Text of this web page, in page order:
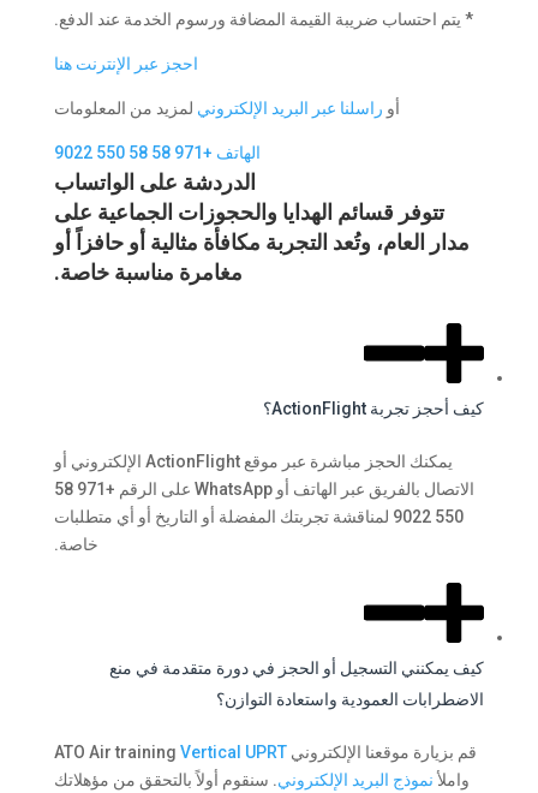
* يتم احتساب ضريبة القيمة المضافة ورسوم الخدمة عند الدفع.
احجز عبر الإنترنت هنا
أو راسلنا عبر البريد الإلكتروني لمزيد من المعلومات
الهاتف +971 58 58 550 9022
الدردشة على الواتساب
تتوفر قسائم الهدايا والحجوزات الجماعية على
مدار العام، وتُعد التجربة مكافأة مثالية أو حافزاً أو
مغامرة مناسبة خاصة.
كيف أحجز تجربة ActionFlight؟
يمكنك الحجز مباشرة عبر موقع ActionFlight الإلكتروني أو
الاتصال بالفريق عبر الهاتف أو WhatsApp على الرقم +971 58
550 9022 لمناقشة تجربتك المفضلة أو التاريخ أو أي متطلبات
خاصة.
كيف يمكنني التسجيل أو الحجز في دورة متقدمة في منع
الاضطرابات العمودية واستعادة التوازن؟
قم بزيارة موقعنا الإلكتروني ATO Air trainingVertical UPRT
واملأ نموذج البريد الإلكتروني. سنقوم أولاً بالتحقق من مؤهلاتك